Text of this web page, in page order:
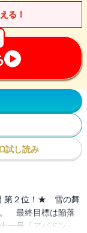
る！
試し読み
第２位！★ 雪の舞
。 最終目標は陥落
一号『アバドン』